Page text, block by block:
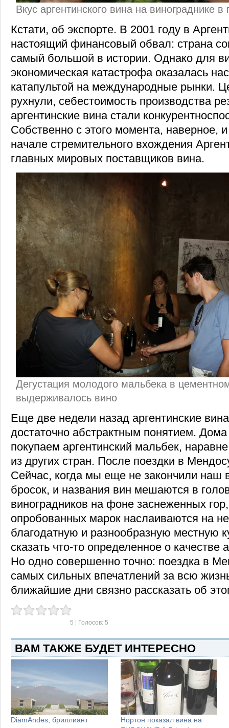
Вкус аргентинского вина на винограднике
Кстати, об экспорте. В 2001 году в
настоящий финансовый обвал: страна
самый большой в истории. Однако для
экономическая катастрофа оказалась
катапультой на международные рынки.
рухнули, себестоимость производства
аргентинские вина стали
Собственно с этого момента, наверное,
начале стремительного вхождения
главных мировых поставщиков вина.
Дегустация молодого мальбека в
выдерживалось вино
Еще две недели назад аргентинские
достаточно абстрактным понятием.
покупаем аргентинский мальбек,
из других стран. После поездки в
Сейчас, когда мы еще не закончили
бросок, и названия вин мешаются в
виноградников на фоне заснеженных
опробованных марок наслаиваются на
благодатную и разнообразную местную
сказать что-то определенное о качестве
Но одно совершенно точно: поездка в
самых сильных впечатлений за всю
ближайшие дни связно рассказать об
5 | Голосов: 5
ВАМ ТАКЖЕ БУДЕТ ИНТЕРЕСНО
DiamAndes, бриллиант
Нортон показал вина на